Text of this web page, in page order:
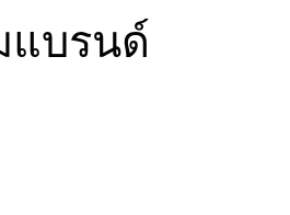
บรนด์